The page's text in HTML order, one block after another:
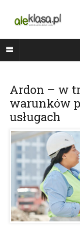
Ardon – w
warunków
usługach